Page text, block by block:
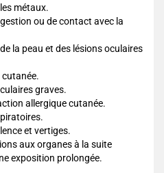
métaux.
ou de contact avec la
la peau et des lésions oculaires
graves.
allergique cutanée.
et vertiges.
aux organes à la suite
exposition prolongée.